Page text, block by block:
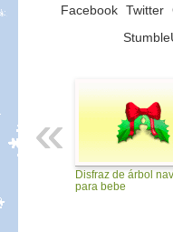
Facebook Twitter
Disfraz de árbol
para bebe